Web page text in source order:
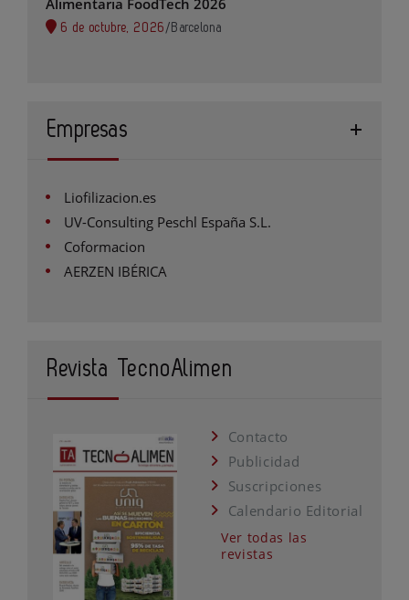
6 de octubre, 2026 / Barcelona
Empresas
Liofilizacion.es
UV-Consulting Peschl España S.L.
Coformacion
AERZEN IBÉRICA
Revista TecnoAlimen
Contacto
Publicidad
Suscripciones
Calendario Editorial
Ver todas las
revistas